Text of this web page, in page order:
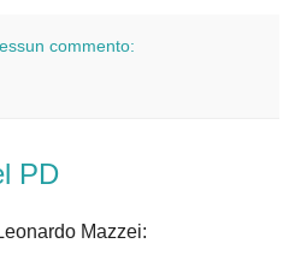
commento:
PD
Mazzei: